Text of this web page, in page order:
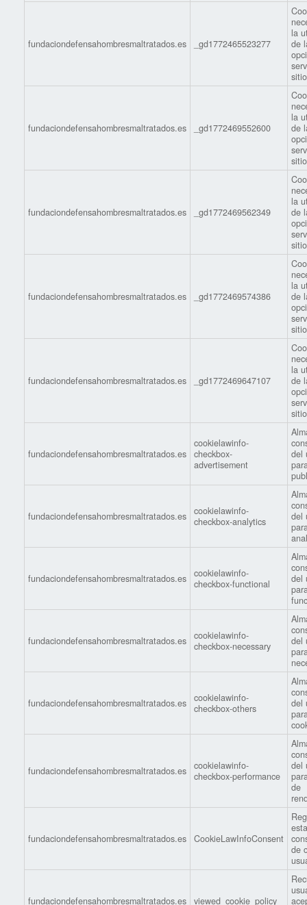
fundaciondefensahombresmaltratados.es _gd1772465523277
la
de
fundaciondefensahombresmaltratados.es _gd1772469552600
la
de
fundaciondefensahombresmaltratados.es _gd1772469562349
la
de
fundaciondefensahombresmaltratados.es _gd1772469574386
la
de
fundaciondefensahombresmaltratados.es _gd1772469647107
la
de
fundaciondefensahombresmaltratados.es
cookielawinfo-
checkbox-
advertisement
del
fundaciondefensahombresmaltratados.es
cookielawinfo-
checkbox-analytics
del
fundaciondefensahombresmaltratados.es
cookielawinfo-
checkbox-functional
del
fundaciondefensahombresmaltratados.es
cookielawinfo-
checkbox-necessary
del
fundaciondefensahombresmaltratados.es
cookielawinfo-
checkbox-others
del
fundaciondefensahombresmaltratados.es
cookielawinfo-
checkbox-performance
del
de
fundaciondefensahombresmaltratados.es CookieLawInfoConsent
de
fundaciondefensahombresmaltratados.es viewed_cookie_policy